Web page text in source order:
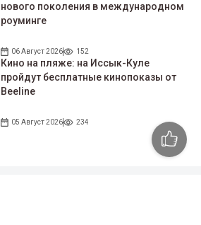
нового поколения в международном
роуминге
06 Август 2026 152
Кино на пляже: на Иссык-Куле
пройдут беcплатные кинопоказы от
Beeline
05 Август 2026 234